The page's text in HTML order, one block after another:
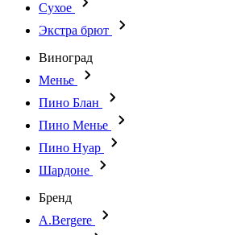
Сухое
Экстра брют
Виноград
Менье
Пино Блан
Пино Менье
Пино Нуар
Шардоне
Бренд
A.Bergere